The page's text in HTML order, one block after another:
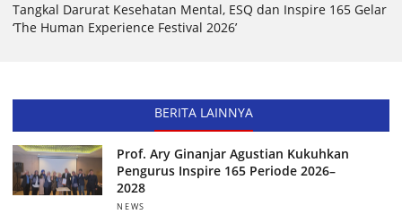
Tangkal Darurat Kesehatan Mental, ESQ dan Inspire 165 Gelar
‘The Human Experience Festival 2026’
BERITA LAINNYA
Prof. Ary Ginanjar Agustian Kukuhkan
Pengurus Inspire 165 Periode 2026–
2028
NEWS